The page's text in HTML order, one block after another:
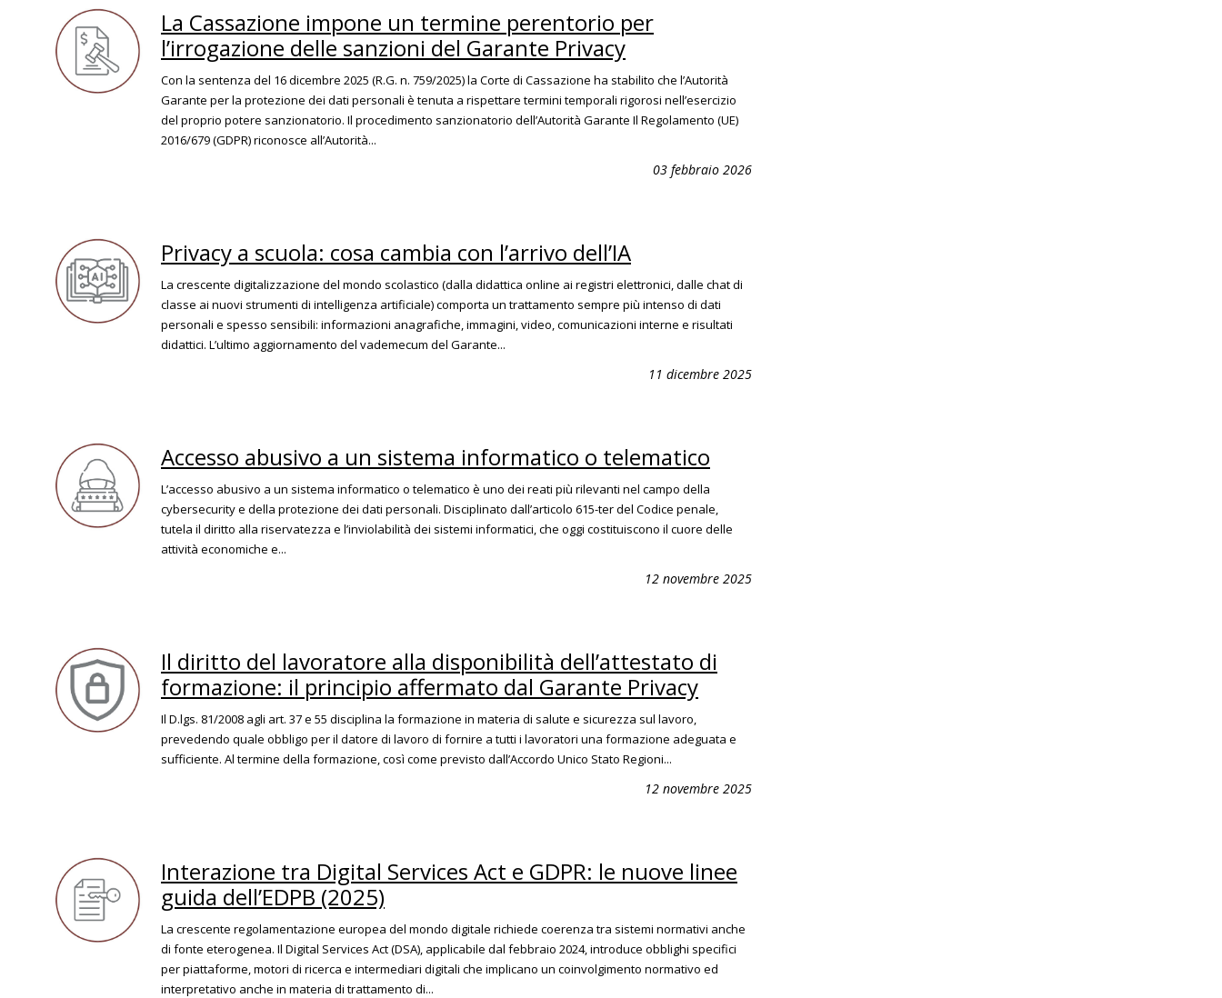
La Cassazione impone un termine perentorio per
l’irrogazione delle sanzioni del Garante Privacy
Con la sentenza del 16 dicembre 2025 (R.G. n. 759/2025) la Corte di Cassazione ha stabilito che l’Autorità
Garante per la protezione dei dati personali è tenuta a rispettare termini temporali rigorosi nell’esercizio
del proprio potere sanzionatorio. Il procedimento sanzionatorio dell’Autorità Garante Il Regolamento (UE)
2016/679 (GDPR) riconosce all’Autorità...
03 febbraio 2026
Privacy a scuola: cosa cambia con l’arrivo dell’IA
La crescente digitalizzazione del mondo scolastico (dalla didattica online ai registri elettronici, dalle chat di
classe ai nuovi strumenti di intelligenza artificiale) comporta un trattamento sempre più intenso di dati
personali e spesso sensibili: informazioni anagrafiche, immagini, video, comunicazioni interne e risultati
didattici. L’ultimo aggiornamento del vademecum del Garante...
11 dicembre 2025
Accesso abusivo a un sistema informatico o telematico
L’accesso abusivo a un sistema informatico o telematico è uno dei reati più rilevanti nel campo della
cybersecurity e della protezione dei dati personali. Disciplinato dall’articolo 615-ter del Codice penale,
tutela il diritto alla riservatezza e l’inviolabilità dei sistemi informatici, che oggi costituiscono il cuore delle
attività economiche e...
12 novembre 2025
Il diritto del lavoratore alla disponibilità dell’attestato di
formazione: il principio affermato dal Garante Privacy
Il D.lgs. 81/2008 agli art. 37 e 55 disciplina la formazione in materia di salute e sicurezza sul lavoro,
prevedendo quale obbligo per il datore di lavoro di fornire a tutti i lavoratori una formazione adeguata e
sufficiente. Al termine della formazione, così come previsto dall’Accordo Unico Stato Regioni...
12 novembre 2025
Interazione tra Digital Services Act e GDPR: le nuove linee
guida dell’EDPB (2025)
La crescente regolamentazione europea del mondo digitale richiede coerenza tra sistemi normativi anche
di fonte eterogenea. Il Digital Services Act (DSA), applicabile dal febbraio 2024, introduce obblighi specifici
per piattaforme, motori di ricerca e intermediari digitali che implicano un coinvolgimento normativo ed
interpretativo anche in materia di trattamento di...